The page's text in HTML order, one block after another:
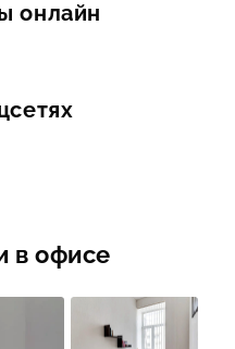
онлайн
в офисе